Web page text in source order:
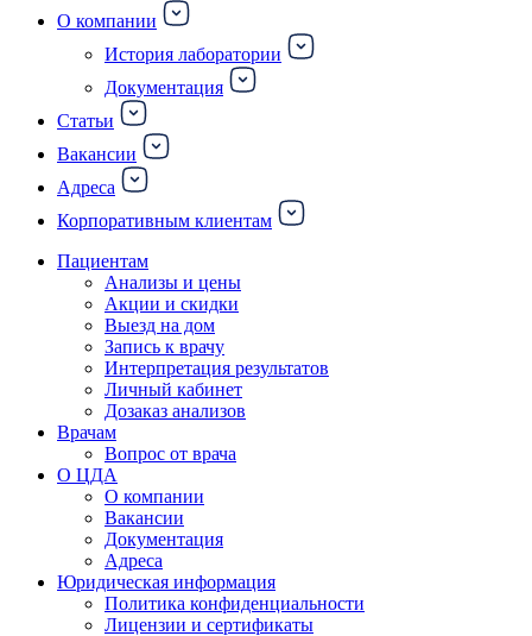
О компании
История лаборатории
Документация
Статьи
Вакансии
Адреса
Корпоративным клиентам
Пациентам
Анализы и цены
Акции и скидки
Выезд на дом
Запись к врачу
Интерпретация результатов
Личный кабинет
Дозаказ анализов
Врачам
Вопрос от врача
О ЦДА
О компании
Вакансии
Документация
Адреса
Юридическая информация
Политика конфиденциальности
Лицензии и сертификаты